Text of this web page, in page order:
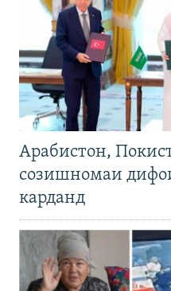
Арабистон,
созишномаи
карданд